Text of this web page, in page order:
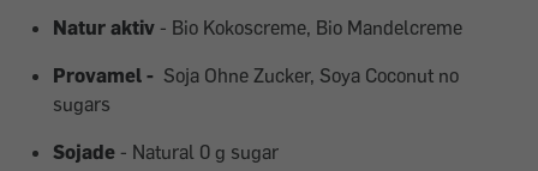
Natur aktiv - Bio Kokoscreme, Bio Mandelcreme
Provamel - Soja Ohne Zucker, Soya Coconut no
sugars
Sojade - Natural 0 g sugar